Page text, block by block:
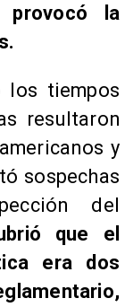
la
los tiempos
resultaron
y
sospechas
del
que el
era dos